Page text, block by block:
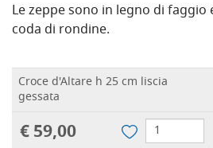
Le zeppe sono in legno di
coda di rondine.
Croce d'Altare h 25 cm liscia
gessata
€ 59,00